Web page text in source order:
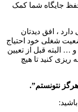
حفظ جایگاه شما کمک
، افق دیدتان
شغلی خود احتیاج
… البته قبل از تعیین
ریزی کنید تا هیچ
نتونستم”.